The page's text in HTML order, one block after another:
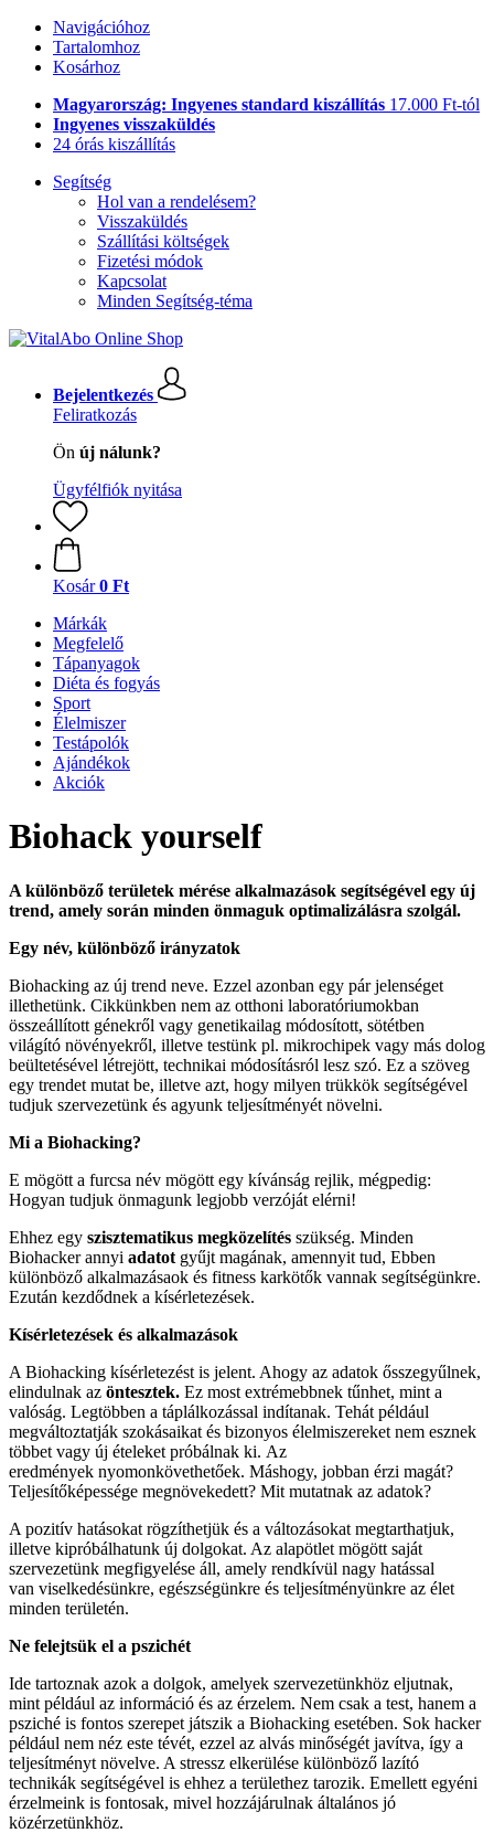
Navigációhoz
Tartalomhoz
Kosárhoz
Magyarország: Ingyenes standard kiszállítás 17.000 Ft-tól
Ingyenes visszaküldés
24 órás kiszállítás
Segítség
Hol van a rendelésem?
Visszaküldés
Szállítási költségek
Fizetési módok
Kapcsolat
Minden Segítség-téma
Bejelentkezés
Feliratkozás
Ön új nálunk?
Ügyfélfiók nyitása
Kosár 0 Ft
Márkák
Megfelelő
Tápanyagok
Diéta és fogyás
Sport
Élelmiszer
Testápolók
Ajándékok
Akciók
Biohack yourself
A különböző területek mérése alkalmazások segítségével egy új
trend, amely során minden önmaguk optimalizálásra szolgál.
Egy név, különböző irányzatok
Biohacking az új trend neve. Ezzel azonban egy pár jelenséget
illethetünk. Cikkünkben nem az otthoni laboratóriumokban
összeállított génekről vagy genetikailag módosított, sötétben
világító növényekről, illetve testünk pl. mikrochipek vagy más dolog
beültetésével létrejött, technikai módosításról lesz szó. Ez a szöveg
egy trendet mutat be, illetve azt, hogy milyen trükkök segítségével
tudjuk szervezetünk és agyunk teljesítményét növelni.
Mi a Biohacking?
E mögött a furcsa név mögött egy kívánság rejlik, mégpedig:
Hogyan tudjuk önmagunk legjobb verzóját elérni!
Ehhez egy szisztematikus megközelítés szükség. Minden
Biohacker annyi adatot gyűjt magának, amennyit tud, Ebben
különböző alkalmazásaok és fitness karkötők vannak segítségünkre.
Ezután kezdődnek a kísérletezések.
Kísérletezések és alkalmazások
A Biohacking kísérletezést is jelent. Ahogy az adatok ősszegyűlnek,
elindulnak az öntesztek. Ez most extrémebbnek tűnhet, mint a
valóság. Legtöbben a táplálkozással indítanak. Tehát például
megváltoztatják szokásaikat és bizonyos élelmiszereket nem esznek
többet vagy új ételeket próbálnak ki. Az
eredmények nyomonkövethetőek. Máshogy, jobban érzi magát?
Teljesítőképessége megnövekedett? Mit mutatnak az adatok?
A pozitív hatásokat rögzíthetjük és a változásokat megtarthatjuk,
illetve kipróbálhatunk új dolgokat. Az alapötlet mögött saját
szervezetünk megfigyelése áll, amely rendkívül nagy hatással
van viselkedésünkre, egészségünkre és teljesítményünkre az élet
minden területén.
Ne felejtsük el a pszichét
Ide tartoznak azok a dolgok, amelyek szervezetünkhöz eljutnak,
mint például az információ és az érzelem. Nem csak a test, hanem a
psziché is fontos szerepet játszik a Biohacking esetében. Sok hacker
például nem néz este tévét, ezzel az alvás minőségét javítva, így a
teljesítményt növelve. A stressz elkerülése különböző lazító
technikák segítségével is ehhez a területhez tarozik. Emellett egyéni
érzelmeink is fontosak, mivel hozzájárulnak általános jó
közérzetünkhöz.